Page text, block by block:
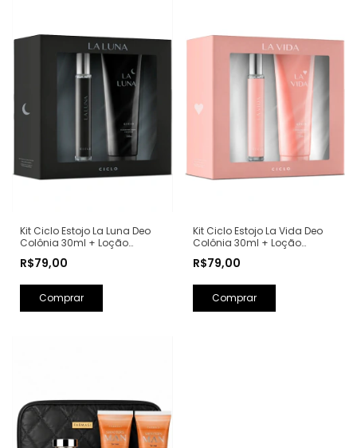
Kit Ciclo Estojo La Luna Deo
Colônia 30ml + Loção
Olfativa: La Nuit Trésor
R$79,00
Kit Ciclo Estojo La Vida Deo
Colônia 30ml + Loção
Olfativa: La Vie Est Belle
R$79,00